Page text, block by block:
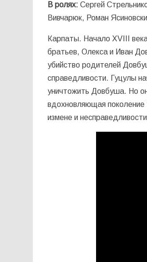
В ролях: Сергей
Вивчарюк, Роман
Карпаты. Начало XVIII
братьев, Олекса и Иван
убийство родителей
справедливости. Гуцулы
уничтожить Довбуша. Но
вдохновляющая
измене и